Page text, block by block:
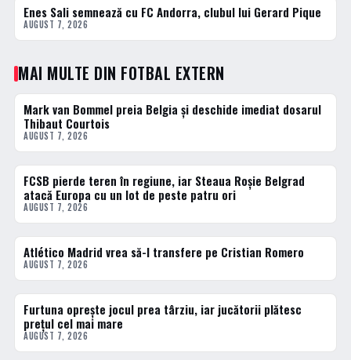
3 · TOP
Enes Sali semnează cu FC Andorra, clubul lui Gerard Pique
AUGUST 7, 2026
MAI MULTE DIN FOTBAL EXTERN
FOTBAL EXTERN
Mark van Bommel preia Belgia și deschide imediat dosarul
Thibaut Courtois
AUGUST 7, 2026
FOTBAL EXTERN
FCSB pierde teren în regiune, iar Steaua Roșie Belgrad
atacă Europa cu un lot de peste patru ori
AUGUST 7, 2026
FOTBAL EXTERN
Atlético Madrid vrea să-l transfere pe Cristian Romero
AUGUST 7, 2026
FOTBAL EXTERN
Furtuna oprește jocul prea târziu, iar jucătorii plătesc
prețul cel mai mare
AUGUST 7, 2026